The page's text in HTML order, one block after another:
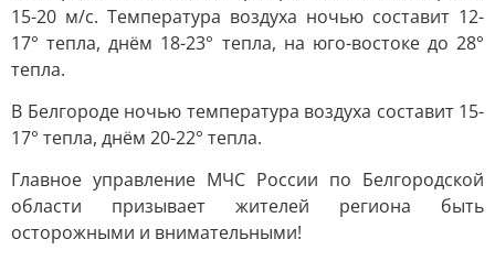
15-20 м/с. Температура воздуха ночью составит 12-
17° тепла, днём 18-23° тепла, на юго-востоке до 28°
тепла.
В Белгороде ночью температура воздуха составит 15-
17° тепла, днём 20-22° тепла.
Главное управление МЧС России по Белгородской
области призывает жителей региона быть
осторожными и внимательными!